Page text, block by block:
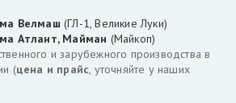
Велмаш (ГЛ-1, Великие Луки)
Атлант, Майман (Майкоп)
и зарубежного производства в
(цена и прайс, уточняйте у наших